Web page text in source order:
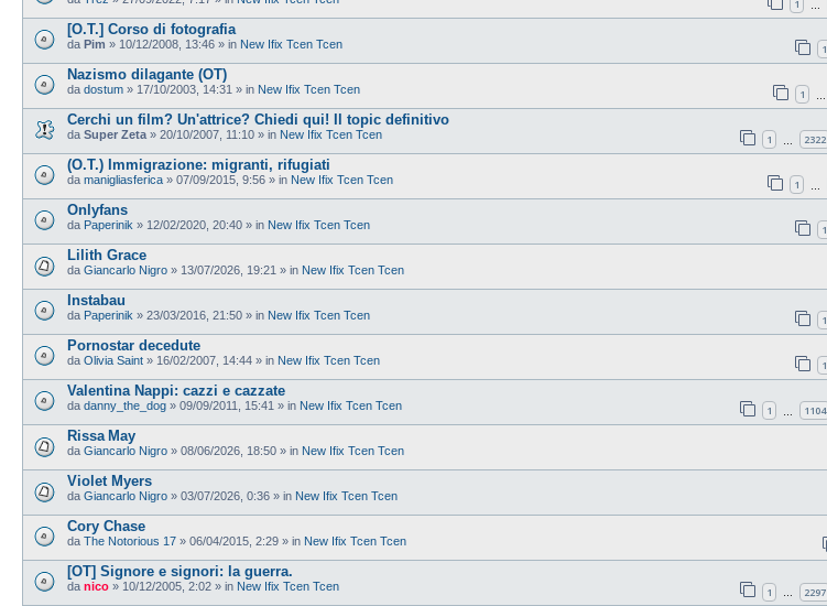
1
[O.T.] Corso di fotografia
da Pim » 10/12/2008, 13:46 » in New Ifix Tcen Tcen 1
Nazismo dilagante (OT)
da dostum » 17/10/2003, 14:31 » in New Ifix Tcen Tcen 1
Cerchi un film? Un'attrice? Chiedi qui! Il topic definitivo
da Super Zeta » 20/10/2007, 11:10 » in New Ifix Tcen Tcen 1 2322
(O.T.) Immigrazione: migranti, rifugiati
da manigliasferica » 07/09/2015, 9:56 » in New Ifix Tcen Tcen 1
Onlyfans
da Paperinik » 12/02/2020, 20:40 » in New Ifix Tcen Tcen 1
Lilith Grace
da Giancarlo Nigro » 13/07/2026, 19:21 » in New Ifix Tcen Tcen
Instabau
da Paperinik » 23/03/2016, 21:50 » in New Ifix Tcen Tcen 1
Pornostar decedute
da Olivia Saint » 16/02/2007, 14:44 » in New Ifix Tcen Tcen 1
Valentina Nappi: cazzi e cazzate
da danny_the_dog » 09/09/2011, 15:41 » in New Ifix Tcen Tcen 1 1104
Rissa May
da Giancarlo Nigro » 08/06/2026, 18:50 » in New Ifix Tcen Tcen
Violet Myers
da Giancarlo Nigro » 03/07/2026, 0:36 » in New Ifix Tcen Tcen
Cory Chase
da The Notorious 17 » 06/04/2015, 2:29 » in New Ifix Tcen Tcen
[OT] Signore e signori: la guerra.
da nico » 10/12/2005, 2:02 » in New Ifix Tcen Tcen 1 2297